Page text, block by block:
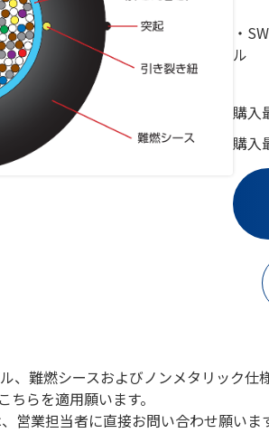
・
ル
購入
購入
、難燃シースおよびノンメタリック仕
らを適用願います。
営業担当者に直接お問い合わせ願いま